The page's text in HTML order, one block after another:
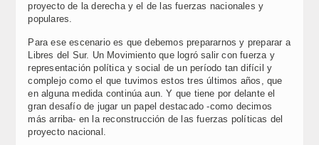
proyecto de la derecha y el de las fuerzas nacionales y
populares.
Para ese escenario es que debemos prepararnos y preparar a
Libres del Sur. Un Movimiento que logró salir con fuerza y
representación política y social de un período tan difícil y
complejo como el que tuvimos estos tres últimos años, que
en alguna medida continúa aun. Y que tiene por delante el
gran desafío de jugar un papel destacado -como decimos
más arriba- en la reconstrucción de las fuerzas políticas del
proyecto nacional.